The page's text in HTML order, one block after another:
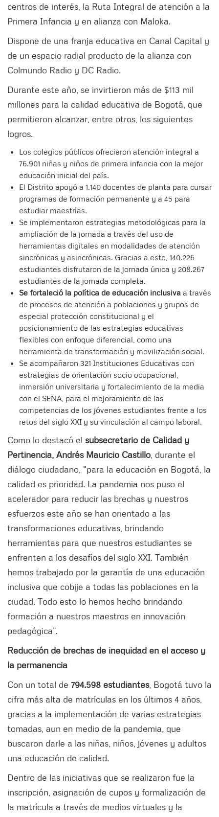
centros de interés, la Ruta Integral de atención a la
Primera Infancia y en alianza con Maloka.
Dispone de una franja educativa en Canal Capital y
de un espacio radial producto de la alianza con
Colmundo Radio y DC Radio.
Durante este año, se invirtieron más de $113 mil
millones para la calidad educativa de Bogotá, que
permitieron alcanzar, entre otros, los siguientes
logros.
Los colegios públicos ofrecieron atención integral a
76.901 niñas y niños de primera infancia con la mejor
educación inicial del país.
El Distrito apoyó a 1.140 docentes de planta para cursar
programas de formación permanente y a 45 para
estudiar maestrías.
Se implementaron estrategias metodológicas para la
ampliación de la jornada a través del uso de
herramientas digitales en modalidades de atención
sincrónicas y asincrónicas. Gracias a esto, 140.226
estudiantes disfrutaron de la jornada única y 208.267
estudiantes de la jornada completa.
Se fortaleció la política de educación inclusiva a través
de procesos de atención a poblaciones y grupos de
especial protección constitucional y el
posicionamiento de las estrategias educativas
flexibles con enfoque diferencial, como una
herramienta de transformación y movilización social.
Se acompañaron 321 Instituciones Educativas con
estrategias de orientación socio ocupacional,
inmersión universitaria y fortalecimiento de la media
con el SENA, para el mejoramiento de las
competencias de los jóvenes estudiantes frente a los
retos del siglo XXI y su vinculación al campo laboral.
Como lo destacó el subsecretario de Calidad y
Pertinencia, Andrés Mauricio Castillo , durante el
diálogo ciudadano, "para la educación en Bogotá, la
calidad es prioridad. La pandemia nos puso el
acelerador para reducir las brechas y nuestros
esfuerzos este año se han orientado a las
transformaciones educativas, brindando
herramientas para que nuestros estudiantes se
enfrenten a los desafíos del siglo XXI. También
hemos trabajado por la garantía de una educación
inclusiva que cobije a todas las poblaciones en la
ciudad. Todo esto lo hemos hecho brindando
formación a nuestros maestros en innovación
pedagógica”.
Reducción de brechas de inequidad en el acceso y
la permanencia
Con un total de 794.598 estudiantes, Bogotá tuvo la
cifra más alta de matrículas en los últimos 4 años,
gracias a la implementación de varias estrategias
tomadas, aun en medio de la pandemia, que
buscaron darle a las niñas, niños, jóvenes y adultos
una educación de calidad.
Dentro de las iniciativas que se realizaron fue la
inscripción, asignación de cupos y formalización de
la matrícula a través de medios virtuales y la